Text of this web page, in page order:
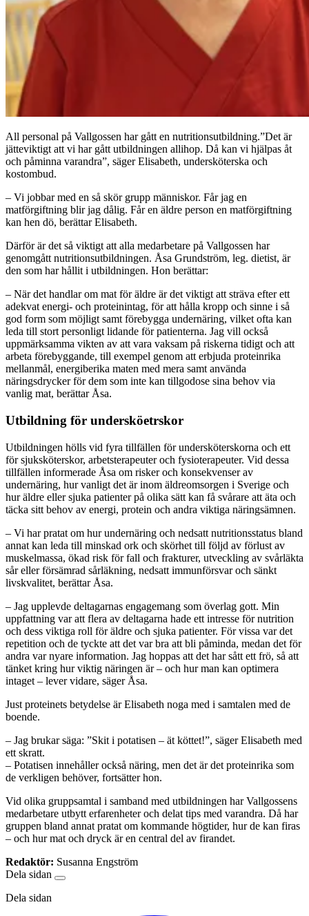
All personal på Vallgossen har gått en nutritionsutbildning.”Det är
jätteviktigt att vi har gått utbildningen allihop. Då kan vi hjälpas åt
och påminna varandra”, säger Elisabeth, undersköterska och
kostombud.
– Vi jobbar med en så skör grupp människor. Får jag en
matförgiftning blir jag dålig. Får en äldre person en matförgiftning
kan hen dö, berättar Elisabeth.
Därför är det så viktigt att alla medarbetare på Vallgossen har
genomgått nutritionsutbildningen. Åsa Grundström, leg. dietist, är
den som har hållit i utbildningen. Hon berättar:
– När det handlar om mat för äldre är det viktigt att sträva efter ett
adekvat energi- och proteinintag, för att hålla kropp och sinne i så
god form som möjligt samt förebygga undernäring, vilket ofta kan
leda till stort personligt lidande för patienterna. Jag vill också
uppmärksamma vikten av att vara vaksam på riskerna tidigt och att
arbeta förebyggande, till exempel genom att erbjuda proteinrika
mellanmål, energiberika maten med mera samt använda
näringsdrycker för dem som inte kan tillgodose sina behov via
vanlig mat, berättar Åsa.
Utbildning för undersköetrskor
Utbildningen hölls vid fyra tillfällen för undersköterskorna och ett
för sjuksköterskor, arbetsterapeuter och fysioterapeuter. Vid dessa
tillfällen informerade Åsa om risker och konsekvenser av
undernäring, hur vanligt det är inom äldreomsorgen i Sverige och
hur äldre eller sjuka patienter på olika sätt kan få svårare att äta och
täcka sitt behov av energi, protein och andra viktiga näringsämnen.
– Vi har pratat om hur undernäring och nedsatt nutritionsstatus bland
annat kan leda till minskad ork och skörhet till följd av förlust av
muskelmassa, ökad risk för fall och frakturer, utveckling av svårläkta
sår eller försämrad sårläkning, nedsatt immunförsvar och sänkt
livskvalitet, berättar Åsa.
– Jag upplevde deltagarnas engagemang som överlag gott. Min
uppfattning var att flera av deltagarna hade ett intresse för nutrition
och dess viktiga roll för äldre och sjuka patienter. För vissa var det
repetition och de tyckte att det var bra att bli påminda, medan det för
andra var nyare information. Jag hoppas att det har sått ett frö, så att
tänket kring hur viktig näringen är – och hur man kan optimera
intaget – lever vidare, säger Åsa.
Just proteinets betydelse är Elisabeth noga med i samtalen med de
boende.
– Jag brukar säga: ”Skit i potatisen – ät köttet!”, säger Elisabeth med
ett skratt.
– Potatisen innehåller också näring, men det är det proteinrika som
de verkligen behöver, fortsätter hon.
Vid olika gruppsamtal i samband med utbildningen har Vallgossens
medarbetare utbytt erfarenheter och delat tips med varandra. Då har
gruppen bland annat pratat om kommande högtider, hur de kan firas
– och hur mat och dryck är en central del av firandet.
Redaktör: Susanna Engström
Dela sidan
Dela sidan